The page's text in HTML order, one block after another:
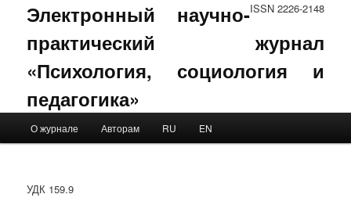
ISSN 2226-2148
Электронный научно-
практический журнал
«Психология, социология и
педагогика»
Skip to primary content
Skip to secondary content
О журнале Авторам RU EN
УДК 159.9